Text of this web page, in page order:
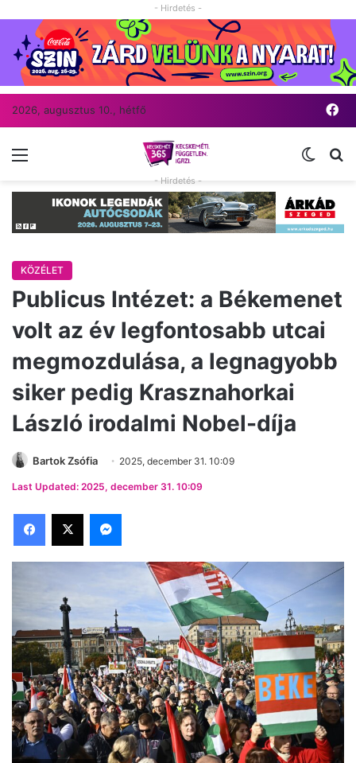
- Hirdetés -
2026, augusztus 10., hétfő
Menü
- Hirdetés -
KÖZÉLET
Publicus Intézet: a Békemenet
volt az év legfontosabb utcai
megmozdulása, a legnagyobb
siker pedig Krasznahorkai
László irodalmi Nobel-díja
Bartok Zsófia 2025, december 31. 10:09
Last Updated: 2025, december 31. 10:09
Facebook
X Messenger